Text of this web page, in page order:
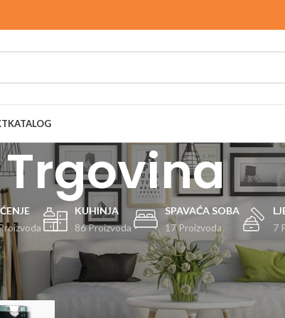
KATALOG
Trgovina
KUHINJA
86 Proizvoda
SPAVAĆA SOBA
17 Proizvoda
7
Prikaži